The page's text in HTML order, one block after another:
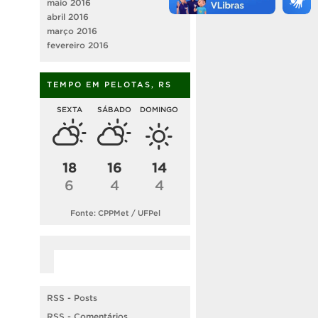
maio 2016
abril 2016
março 2016
fevereiro 2016
TEMPO EM PELOTAS, RS
SEXTA
18
6
SÁBADO
16
4
DOMINGO
14
4
Fonte: CPPMet / UFPel
RSS - Posts
RSS - Comentários